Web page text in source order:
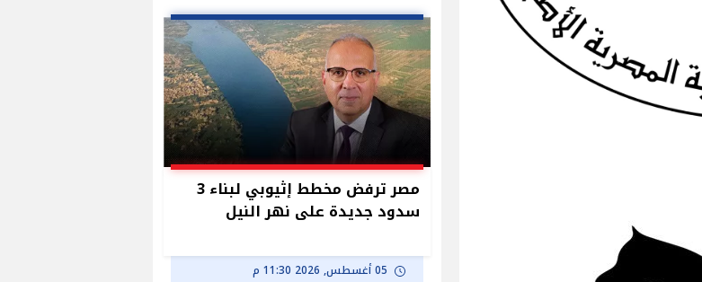
مصر ترفض مخطط إثيوبي لبناء 3
سدود جديدة على نهر النيل
05 أغسطس, 2026 11:30 م